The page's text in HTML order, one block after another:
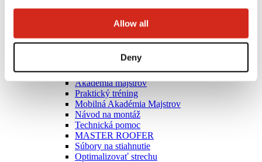
Allow all
Deny
Zhotovitelia
Akadémia majstrov
Praktický tréning
Mobilná Akadémia Majstrov
Návod na montáž
Technická pomoc
MASTER ROOFER
Súbory na stiahnutie
Optimalizovať strechu